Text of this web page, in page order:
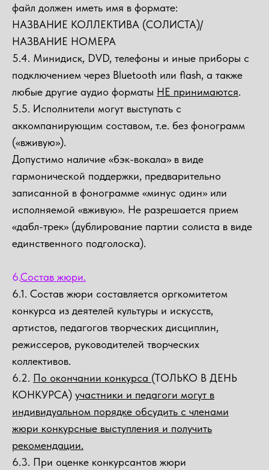
файл должен иметь имя в формате:
НАЗВАНИЕ КОЛЛЕКТИВА (СОЛИСТА)/
НАЗВАНИЕ НОМЕРА
5.4. Минидиск, DVD, телефоны и иные приборы с
подключением через Bluetooth или flash, а также
любые другие аудио форматы НЕ принимаются.
5.5. Исполнители могут выступать с
аккомпанирующим составом, т.е. без фонограмм
(«вживую»).
Допустимо наличие «бэк-вокала» в виде
гармонической поддержки, предварительно
записанной в фонограмме «минус один» или
исполняемой «вживую». Не разрешается прием
«дабл-трек» (дублирование партии солиста в виде
единственного подголоска).
6.Состав жюри.
6.1. Состав жюри составляется оргкомитетом
конкурса из деятелей культуры и искусств,
артистов, педагогов творческих дисциплин,
режиссеров, руководителей творческих
коллективов.
6.2. По окончании конкурса (ТОЛЬКО В ДЕНЬ
КОНКУРСА) участники и педагоги могут в
индивидуальном порядке обсудить с членами
жюри конкурсные выступления и получить
рекомендации.
6.3. При оценке конкурсантов жюри